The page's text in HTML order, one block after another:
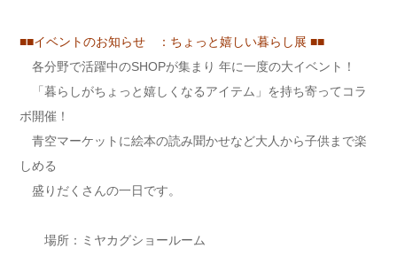
■■イベントのお知らせ ：ちょっと嬉しい暮らし展 ■■
各分野で活躍中のSHOPが集まり 年に一度の大イベント！
「暮らしがちょっと嬉しくなるアイテム」を持ち寄ってコラ
ボ開催！
青空マーケットに絵本の読み聞かせなど大人から子供まで楽
しめる
盛りだくさんの一日です。
場所：ミヤカグショールーム